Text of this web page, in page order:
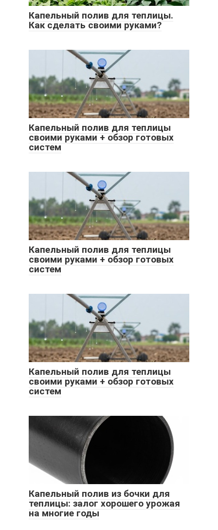
Капельный полив для теплицы.
Как сделать своими руками?
Капельный полив для теплицы
своими руками + обзор готовых
систем
Капельный полив для теплицы
своими руками + обзор готовых
систем
Капельный полив для теплицы
своими руками + обзор готовых
систем
Капельный полив из бочки для
теплицы: залог хорошего урожая
на многие годы